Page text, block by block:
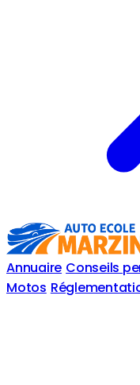
Annuaire Conseils
Motos